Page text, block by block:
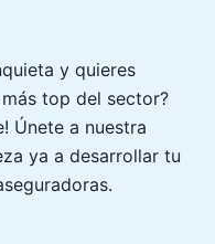
y quieres
top del sector?
Únete a nuestra
ya a desarrollar tu